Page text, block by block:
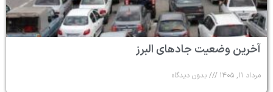
آخرین وضعیت جادهای البرز
مرداد ۱۱, ۱۴۰۵ بدون دیدگاه